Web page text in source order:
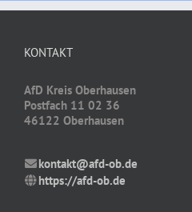
KONTAKT
AfD Kreis Oberhausen
Postfach 11 02 36
46122 Oberhausen
kontakt@afd-ob.de
https://afd-ob.de